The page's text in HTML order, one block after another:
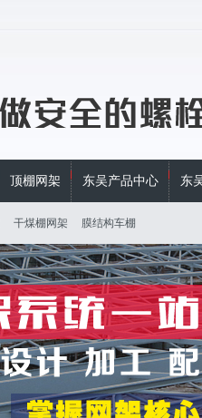
顶棚网架 东吴产品中心 东
干煤棚网架 膜结构车棚